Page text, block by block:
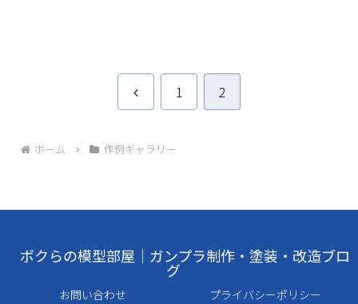
前
1 2
ホーム 作例ギャラリー
ボクらの模型部屋｜ガンプラ制作・塗装・改造ブロ
グ
お問い合わせ
プライバシーポリシー